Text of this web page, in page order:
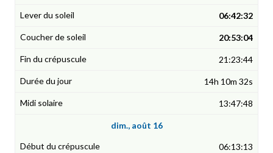
06:42:32
20:53:04
21:23:44
14h 10m 32s
13:47:48
dim., août 16
06:13:13